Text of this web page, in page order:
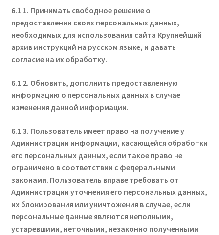
6.1.1. Принимать свободное решение о
предоставлении своих персональных данных,
необходимых для использования сайта Крупнейший
архив инструкций на русском языке, и давать
согласие на их обработку.
6.1.2. Обновить, дополнить предоставленную
информацию о персональных данных в случае
изменения данной информации.
6.1.3. Пользователь имеет право на получение у
Администрации информации, касающейся обработки
его персональных данных, если такое право не
ограничено в соответствии с федеральными
законами. Пользователь вправе требовать от
Администрации уточнения его персональных данных,
их блокирования или уничтожения в случае, если
персональные данные являются неполными,
устаревшими, неточными, незаконно полученными